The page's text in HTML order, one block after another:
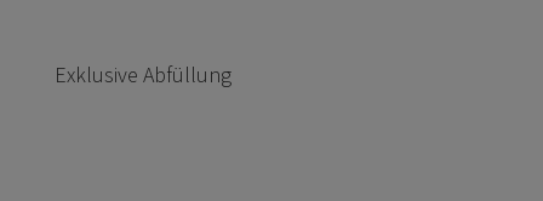
Exklusive Abfüllung